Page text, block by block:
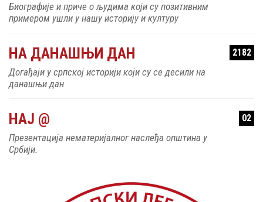
Биографије и приче о људима који су позитивним
примером ушли у нашу историју и културу
НА ДАНАШЊИ ДАН 2182
Догађаји у српској историји који су се десили на
данашњи дан
НАЈ @ 02
Презентација нематеријалног наслеђа општина у
Србији.